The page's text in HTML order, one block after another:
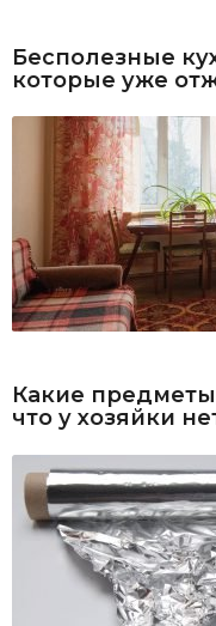
Бесполезные
которые уже
Какие
что у хозяйки